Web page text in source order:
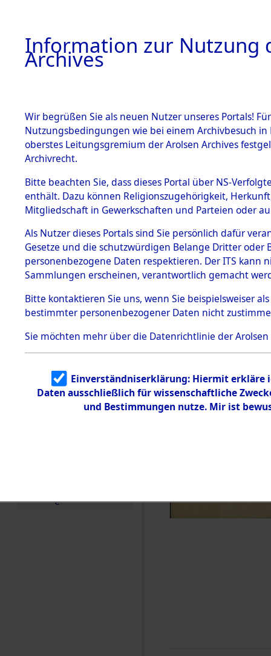
BESTÄNDE
1.
mente
5. Verschiedenes
5.3
Todesmärsche
5.3.1 Alliierte
Erhebungen
zu
Todesmärsch
en
5.3.2
Identifizierun
g
5.3.3
Todesmärsch
e
und
0367
Information zur Nutzung
Archives
Wir begrüßen Sie als neuen Nutzer unseres Portals!
Nutzungsbedingungen wie bei einem Archivbesuch
oberstes Leitungsgremium der Arolsen Archives
Archivrecht.
Bitte beachten Sie, dass dieses Portal über NS-
enthält. Dazu können Religionszugehörigkeit,
Mitgliedschaft in Gewerkschaften und Parteien oder
Als Nutzer dieses Portals sind Sie persönlich dafür
Gesetze und die schutzwürdigen Belange Dritter
personenbezogene Daten respektieren. Der ITS
Sammlungen erscheinen, verantwortlich gemacht
Bitte kontaktieren Sie uns, wenn Sie beispielsweiser
bestimmter personenbezogener Daten nicht
Sie möchten mehr über die Datenrichtlinie der Arolsen
Einverständniserklärung: Hiermit erkläre
Daten ausschließlich für wissenschaftliche
und Bestimmungen nutze. Mir ist